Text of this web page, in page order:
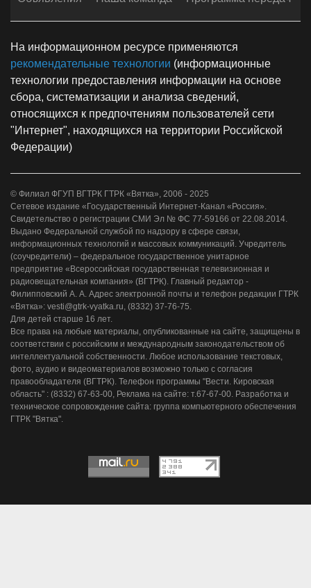
На информационном ресурсе применяются
рекомендательные технологии (информационные
технологии предоставления информации на основе
сбора, систематизации и анализа сведений,
относящихся к предпочтениям пользователей сети
"Интернет", находящихся на территории Российской
Федерации)
© Филиал ФГУП ВГТРК ГТРК «Вятка», 2006 - 2025
Сетевое издание «Государственный Интернет-Канал «Россия».
Свидетельство о регистрации СМИ Эл № ФС 77-59166 от 22.08.2014.
Выдано Федеральной службой по надзору в сфере связи,
информационных технологий и массовых коммуникаций. Учредитель
(соучредители) – федеральное государственное унитарное
предприятие «Всероссийская государственная телевизионная и
радиовещательная компания» (ВГТРК). Главный редактор -
Филипповский А. А. Адрес электронной почты и телефон редакции ГТРК
«Вятка»: vesti@gtrk-vyatka.ru, (8332) 37-76-75.
Для детей старше 16 лет.
Все права на любые материалы, опубликованные на сайте, защищены в
соответствии с российским и международным законодательством об
интеллектуальной собственности. Любое использование текстовых,
фото, аудио и видеоматериалов возможно только с согласия
правообладателя (ВГТРК). Телефон программы "Вести. Кировская
область" : (8332) 67-63-00, Реклама на сайте: т.67-67-00. Разработка и
техническое сопровождение сайта: группа компьютерного обеспечения
ГТРК "Вятка".